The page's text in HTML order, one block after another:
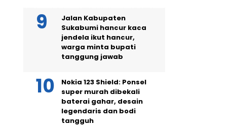
Jalan Kabupaten
Sukabumi hancur kaca
jendela ikut hancur,
warga minta bupati
tanggung jawab
Nokia 123 Shield: Ponsel
super murah dibekali
baterai gahar, desain
legendaris dan bodi
tangguh